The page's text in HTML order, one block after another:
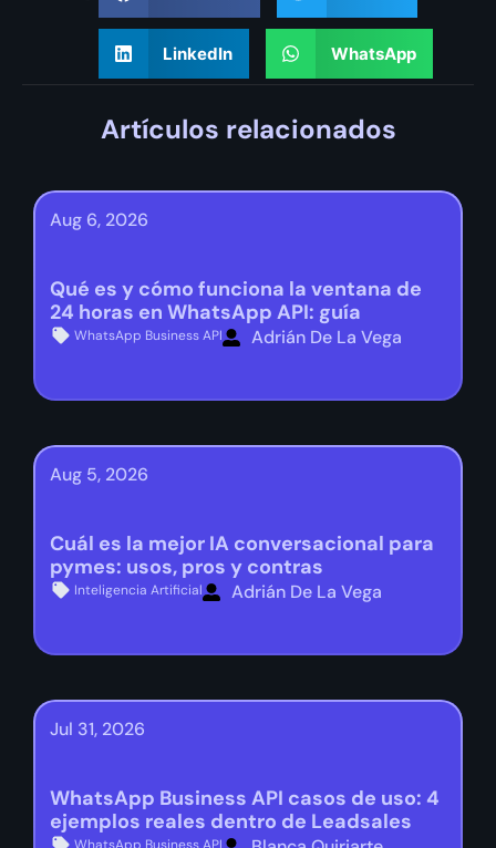
LinkedIn WhatsApp
Artículos relacionados
Aug 6, 2026
Qué es y cómo funciona la ventana de
24 horas en WhatsApp API: guía
WhatsApp Business API Adrián De La Vega
Aug 5, 2026
Cuál es la mejor IA conversacional para
pymes: usos, pros y contras
Inteligencia Artificial Adrián De La Vega
Jul 31, 2026
WhatsApp Business API casos de uso: 4
ejemplos reales dentro de Leadsales